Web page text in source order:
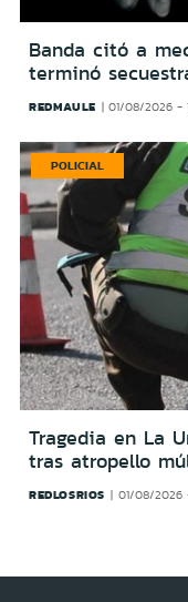
Banda citó a
terminó
REDMAULE 01/08/2026 -
POLICIAL
Tragedia en La
tras atropello
REDLOSRIOS 01/08/2026